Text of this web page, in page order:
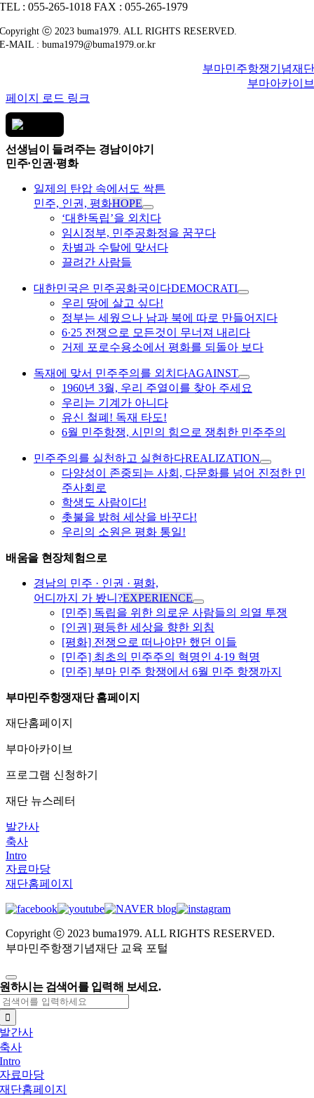
TEL : 055-265-1018 FAX : 055-265-1979
Copyright ⓒ 2023 buma1979. ALL RIGHTS RESERVED.
E-MAIL : buma1979@buma1979.or.kr
부마민주항쟁기념재단
부마아카이브
페이지 로드 링크
선생님이 들려주는 경남이야기
민주·인권·평화
일제의 탄압 속에서도 싹튼
민주, 인권, 평화HOPE
‘대한독립’을 외치다
임시정부, 민주공화정을 꿈꾸다
차별과 수탈에 맞서다
끌려간 사람들
대한민국은 민주공화국이다DEMOCRATI
우리 땅에 살고 싶다!
정부는 세웠으나 남과 북에 따로 만들어지다
6·25 전쟁으로 모든것이 무너져 내리다
거제 포로수용소에서 평화를 되돌아 보다
독재에 맞서 민주주의를 외치다AGAINST
1960년 3월, 우리 주열이를 찾아 주세요
우리는 기계가 아니다
유신 철폐! 독재 타도!
6월 민주항쟁, 시민의 힘으로 쟁취한 민주주의
민주주의를 실천하고 실현하다REALIZATION
다양성이 존중되는 사회, 다문화를 넘어 진정한 민
주사회로
학생도 사람이다!
촛불을 밝혀 세상을 바꾸다!
우리의 소원은 평화 통일!
배움을 현장체험으로
경남의 민주 · 인권 · 평화,
어디까지 가 봤니?EXPERIENCE
[민주] 독립을 위한 의로운 사람들의 의열 투쟁
[인권] 평등한 세상을 향한 외침
[평화] 전쟁으로 떠나야만 했던 이들
[민주] 최초의 민주주의 혁명인 4·19 혁명
[민주] 부마 민주 항쟁에서 6월 민주 항쟁까지
부마민주항쟁재단 홈페이지
재단홈페이지
부마아카이브
프로그램 신청하기
재단 뉴스레터
발간사
축사
Intro
자료마당
재단홈페이지
Copyright ⓒ 2023 buma1979. ALL RIGHTS RESERVED.
부마민주항쟁기념재단 교육 포털
원하시는 검색어를 입력해 보세요.
:
발간사
축사
Intro
자료마당
재단홈페이지